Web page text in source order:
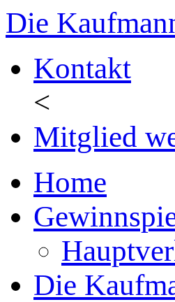
Die
Kontakt
<
Mitglied
Home
Die